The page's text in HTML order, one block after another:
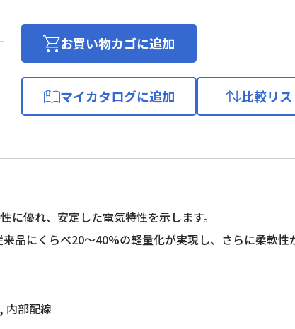
ポ
D
軸
ケ
ー
お買い物カゴに追加
マイカタログに追加 比較リ
優れ、安定した電気特性を示します。
品にくらべ20～40%の軽量化が実現し、さらに柔軟性
内部配線